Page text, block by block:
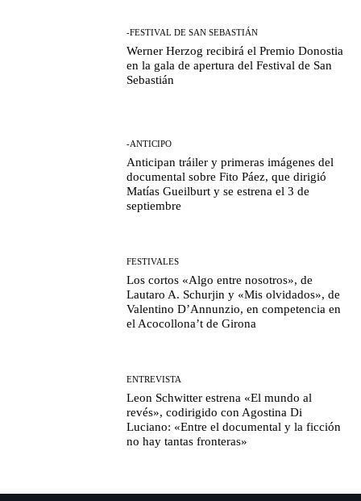
-FESTIVAL DE SAN SEBASTIÁN
Werner Herzog recibirá el Premio Donostia
en la gala de apertura del Festival de San
Sebastián
-ANTICIPO
Anticipan tráiler y primeras imágenes del
documental sobre Fito Páez, que dirigió
Matías Gueilburt y se estrena el 3 de
septiembre
FESTIVALES
Los cortos «Algo entre nosotros», de
Lautaro A. Schurjin y «Mis olvidados», de
Valentino D’Annunzio, en competencia en
el Acocollona’t de Girona
ENTREVISTA
Leon Schwitter estrena «El mundo al
revés», codirigido con Agostina Di
Luciano: «Entre el documental y la ficción
no hay tantas fronteras»